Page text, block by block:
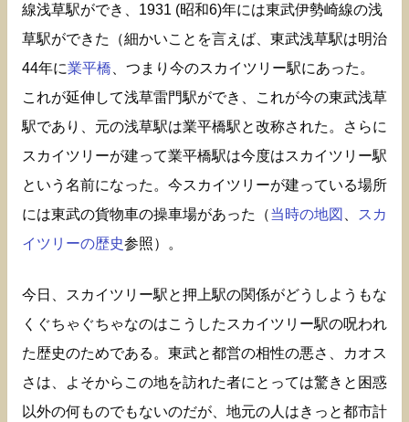
線浅草駅ができ、1931 (昭和6)年には東武伊勢崎線の浅
草駅ができた（細かいことを言えば、東武浅草駅は明治
44年に業平橋 、つまり今のスカイツリー駅にあった。
これが延伸して浅草雷門駅ができ、これが今の東武浅草
駅であり、元の浅草駅は業平橋駅と改称された。さらに
スカイツリーが建って業平橋駅は今度はスカイツリー駅
という名前になった。今スカイツリーが建っている場所
には東武の貨物車の操車場があった（当時の地図
スカ
イツリーの歴史参照）。
今日、スカイツリー駅と押上駅の関係がどうしようもな
くぐちゃぐちゃなのはこうしたスカイツリー駅の呪われ
た歴史のためである。東武と都営の相性の悪さ、カオス
さは、よそからこの地を訪れた者にとっては驚きと困惑
以外の何ものでもないのだが、地元の人はきっと都市計